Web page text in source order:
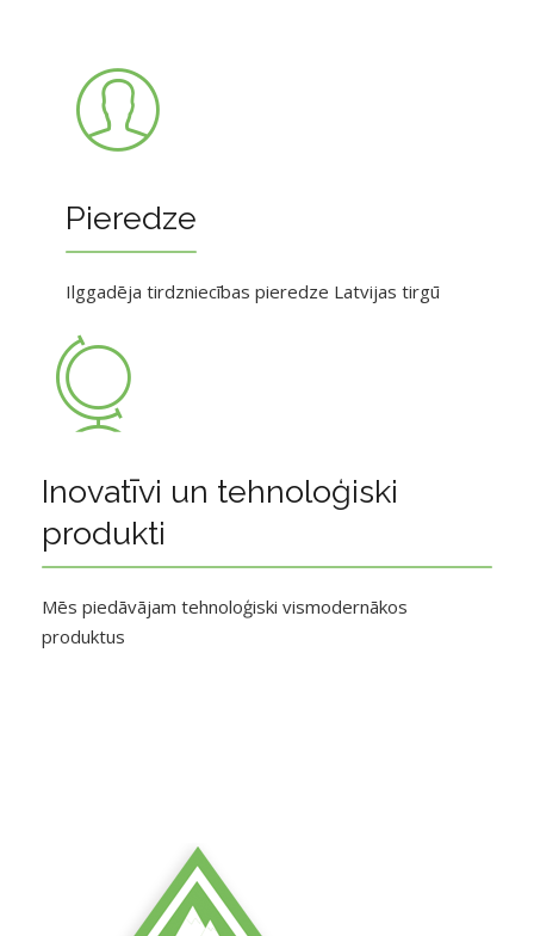
Pieredze
Ilggadēja tirdzniecības pieredze Latvijas tirgū
Inovatīvi un tehnoloģiski
produkti
Mēs piedāvājam tehnoloģiski vismodernākos
produktus